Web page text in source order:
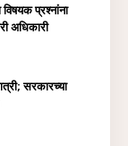
प्रश्नांना
अधिकारी
सरकारच्या